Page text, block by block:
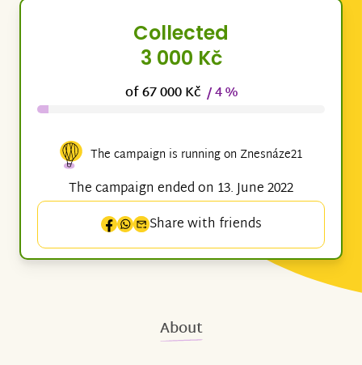
Collected
3 000 Kč
of 67 000 Kč / 4 %
The campaign is running on Znesnáze21
The campaign ended on 13. June 2022
Share with friends
About